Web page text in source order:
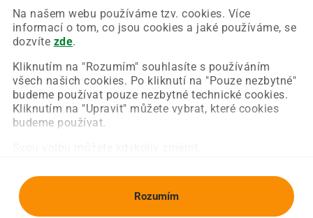
Na našem webu používáme tzv. cookies. Více
informací o tom, co jsou cookies a jaké používáme, se
dozvíte zde.
Kliknutím na "Rozumím" souhlasíte s používáním
všech našich cookies. Po kliknutí na "Pouze nezbytné"
budeme používat pouze nezbytné technické cookies.
Kliknutím na "Upravit" můžete vybrat, které cookies
budeme používat.
Rozumím
Chyba nastala na naší straně a už ji opravujeme.
Zkuste prosím znovu načíst požadovanou stránku.
Obnovit stránku Úvodní strana